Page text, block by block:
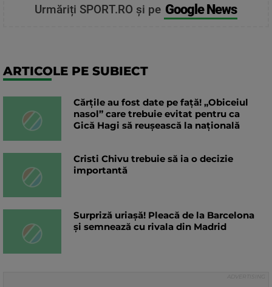
Urmăriți SPORT.RO și pe Google News
ARTICOLE PE SUBIECT
Cărțile au fost date pe față! „Obiceiul
nasol” care trebuie evitat pentru ca
Gică Hagi să reușească la națională
Cristi Chivu trebuie să ia o decizie
importantă
Surpriză uriașă! Pleacă de la Barcelona
și semnează cu rivala din Madrid